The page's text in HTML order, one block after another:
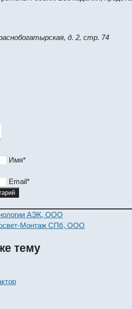
д. 2, стр. 74
Имя*
Email*
АЭК, ООО
Монтаж СПб, ООО
тему